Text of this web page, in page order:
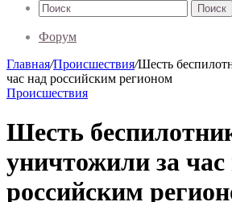
Поиск
Форум
Главная/Происшествия/Шесть
час над российским регионом
Происшествия
Шесть
уничтожили за час
российским